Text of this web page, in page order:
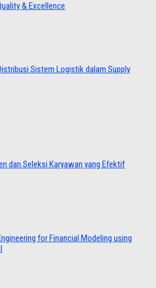
& Excellence
Sistem Logistik dalam Supply
dan Seleksi Karyawan yang Efektif
for Financial Modeling using